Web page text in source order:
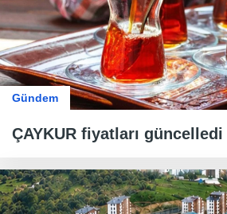
Gündem
ÇAYKUR fiyatları güncelledi